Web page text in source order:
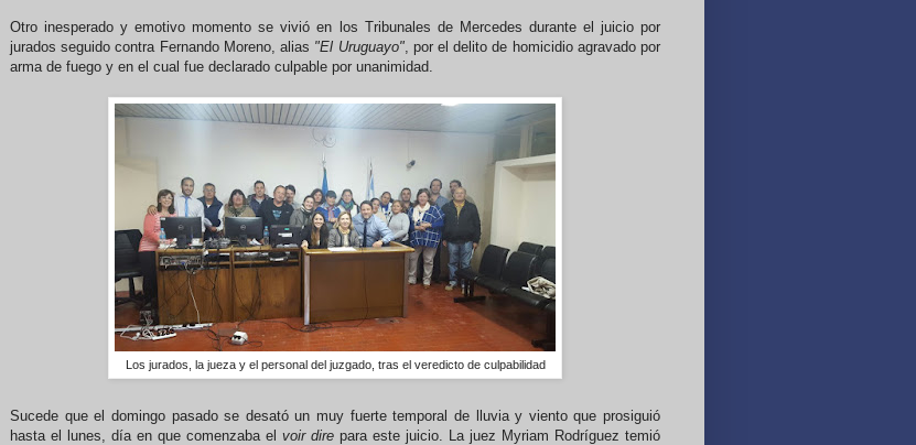
Otro inesperado y emotivo momento se vivió en los Tribunales de Mercedes durante el juicio por
jurados seguido contra Fernando Moreno, alias "El Uruguayo", por el delito de homicidio agravado por
arma de fuego y en el cual fue declarado culpable por unanimidad.
Los jurados, la jueza y el personal del juzgado, tras el veredicto de culpabilidad
Sucede que el domingo pasado se desató un muy fuerte temporal de lluvia y viento que prosiguió
hasta el lunes, día en que comenzaba el voir dire para este juicio. La juez Myriam Rodríguez temió